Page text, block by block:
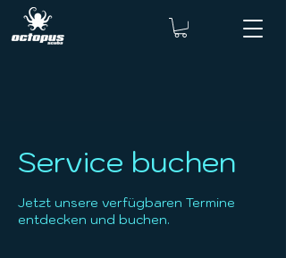
Service buchen
Jetzt unsere verfügbaren Termine
entdecken und buchen.